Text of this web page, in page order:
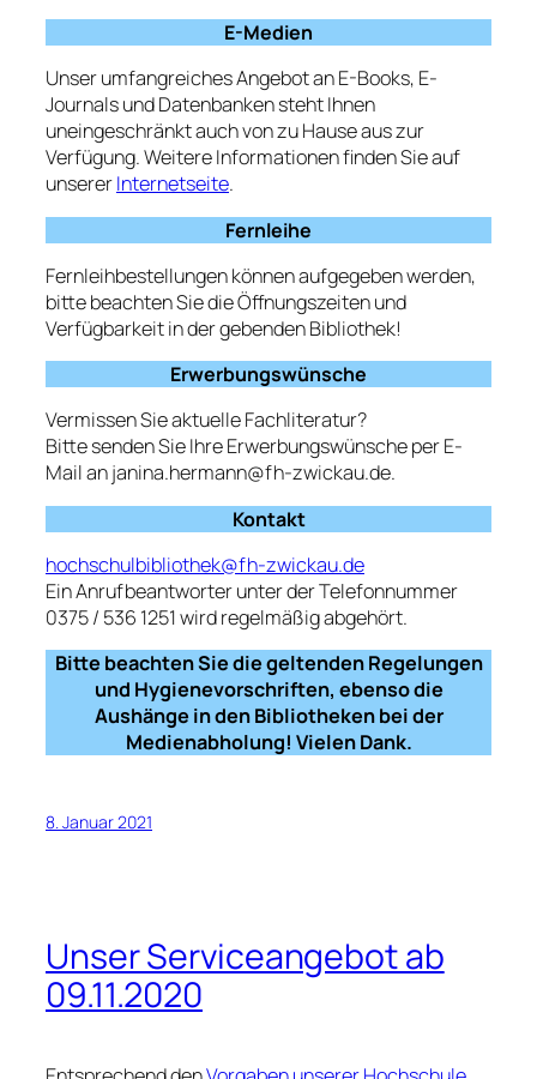
E-Medien
Unser umfangreiches Angebot an E-Books, E-
Journals und Datenbanken steht Ihnen
uneingeschränkt auch von zu Hause aus zur
Verfügung. Weitere Informationen finden Sie auf
unsererInternetseite.
Fernleihe
Fernleihbestellungen können aufgegeben werden,
bitte beachten Sie die Öffnungszeiten und
Verfügbarkeit in der gebenden Bibliothek!
Erwerbungswünsche
Vermissen Sie aktuelle Fachliteratur?
Bitte senden Sie Ihre Erwerbungswünsche per E-
Mail an janina.hermann@fh-zwickau.de.
Kontakt
hochschulbibliothek@fh-zwickau.de
Ein Anrufbeantworter unter der Telefonnummer
0375 / 536 1251 wird regelmäßig abgehört.
Bitte beachten Sie die geltenden Regelungen
und Hygienevorschriften, ebenso die
Aushänge in den Bibliotheken bei der
Medienabholung! Vielen Dank.
8. Januar 2021
Unser Serviceangebot ab
09.11.2020